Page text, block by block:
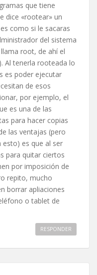
que tiene
dice «rootear» un
como si le sacaras
del sistema
root, de ahí el
Al tenerla rooteada lo
es poder ejecutar
de esos
por ejemplo, el
es una de las
para hacer copias
las ventajas (pero
es que al ser
para quitar ciertos
por imposición de
repito, mucho
borrar apliaciones
o tablet de
RESPONDER